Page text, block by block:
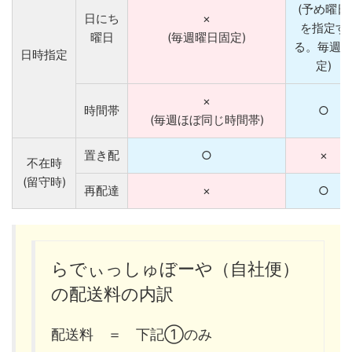
日時指定
日にち
曜日
×
(毎週曜日固定)
(予め曜日
を指定す
る。毎週固
定)
時間帯
×
(毎週ほぼ同じ時間帯)
○
不在時
(留守時)
置き配 ○ ×
再配達 × ○
らでぃっしゅぼーや（自社便）
の配送料の内訳
配送料 ＝ 下記①のみ